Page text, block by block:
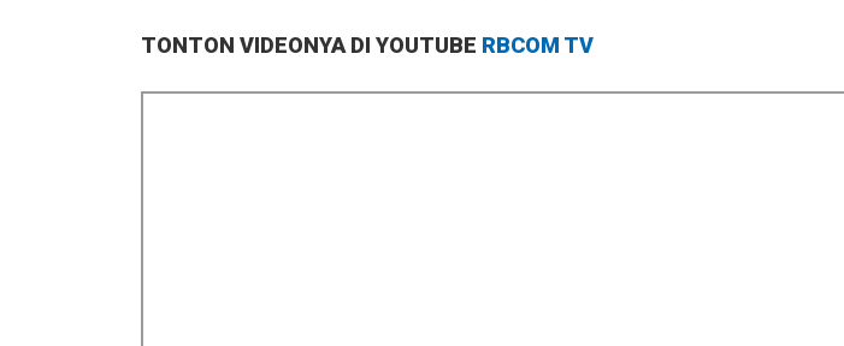
TONTON VIDEONYA DI YOUTUBE RBCOM TV